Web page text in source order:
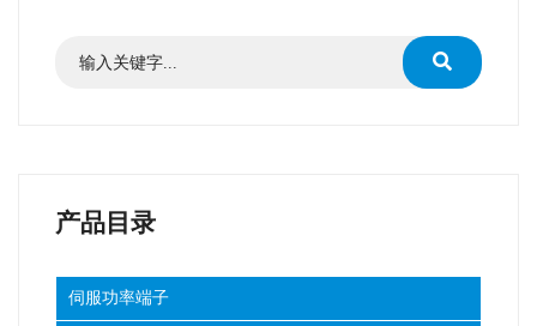
产品目录
伺服功率端子